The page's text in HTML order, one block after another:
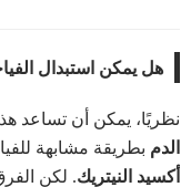
هل يمكن استبدال
نظريًا، يمكن أن تساعد
الدم بطريقة مشابهة
أكسيد النيتريك. لكن